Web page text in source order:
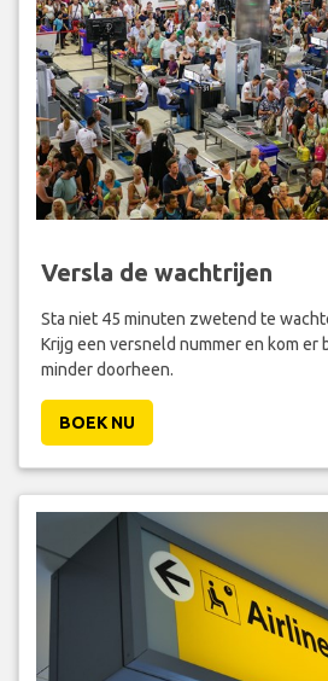
Versla de wachtrijen
Sta niet 45 minuten zwetend te
Krijg een versneld nummer en kom er
minder doorheen.
BOEK NU